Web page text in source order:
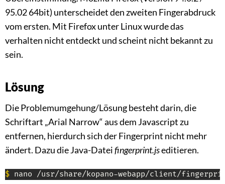
95.02 64bit) unterscheidet den zweiten Fingerabdruck
vom ersten. Mit Firefox unter Linux wurde das
verhalten nicht entdeckt und scheint nicht bekannt zu
sein.
Lösung
Die Problemumgehung/Lösung besteht darin, die
Schriftart „Arial Narrow“ aus dem Javascript zu
entfernen, hierdurch sich der Fingerprint nicht mehr
ändert. Dazu die Java-Dateifingerprint.jseditieren.
$ nano /usr/share/kopano-webapp/client/